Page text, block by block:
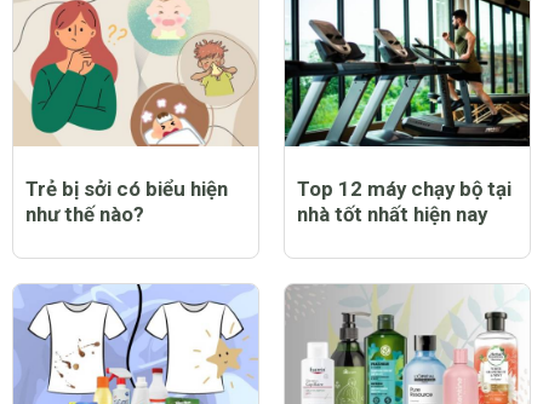
Trẻ bị sởi có biểu hiện
như thế nào?
Top 12 máy chạy bộ tại
nhà tốt nhất hiện nay